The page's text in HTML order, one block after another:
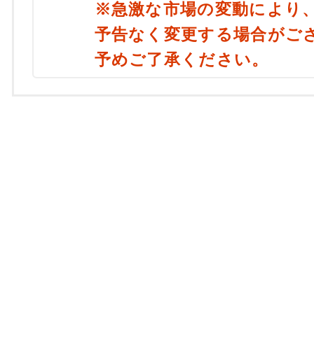
※急激な市場の変動により
予告なく変更する場合がご
予めご了承ください。